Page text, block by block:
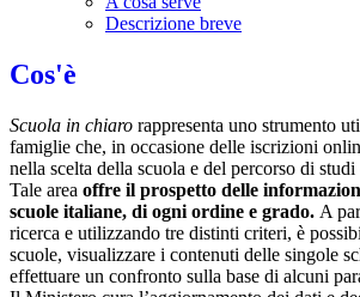
Descrizione breve
Cos'è
Scuola in chiaro rappresenta uno strumento
famiglie che, in occasione delle iscrizioni
nella scelta della scuola e del percorso di
Tale area offre il prospetto delle
scuole italiane, di ogni ordine e grado. A
ricerca e utilizzando tre distinti criteri, è
scuole, visualizzare i contenuti delle singole
effettuare un confronto sulla base di alcuni